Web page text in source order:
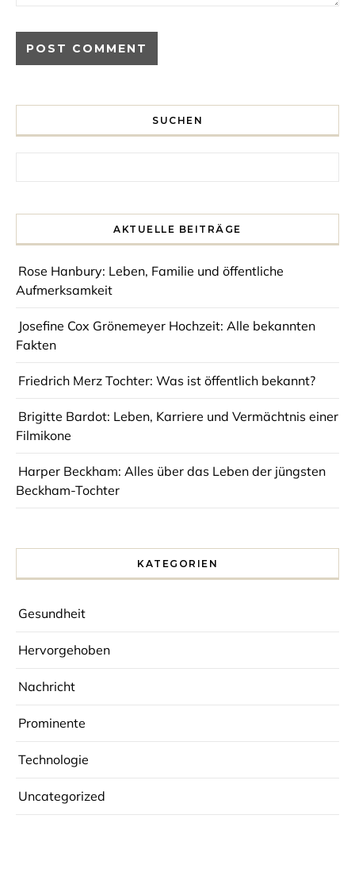
SUCHEN
AKTUELLE BEITRÄGE
Rose Hanbury: Leben, Familie und öffentliche
Aufmerksamkeit
Josefine Cox Grönemeyer Hochzeit: Alle bekannten
Fakten
Friedrich Merz Tochter: Was ist öffentlich bekannt?
Brigitte Bardot: Leben, Karriere und Vermächtnis einer
Filmikone
Harper Beckham: Alles über das Leben der jüngsten
Beckham-Tochter
KATEGORIEN
Gesundheit
Hervorgehoben
Nachricht
Prominente
Technologie
Uncategorized